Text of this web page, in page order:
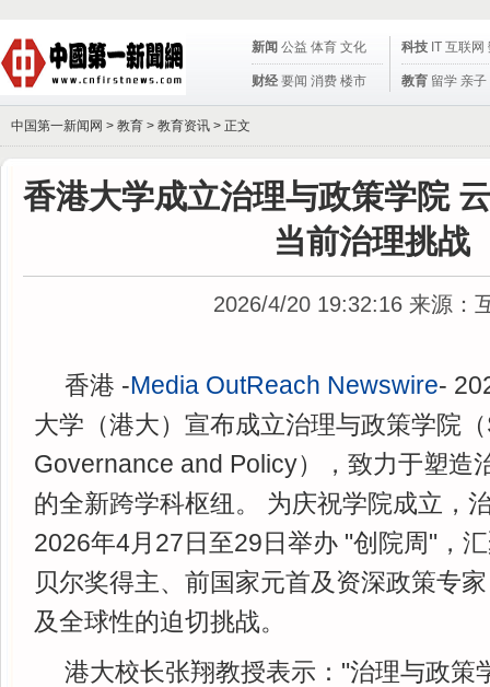
新闻 公益 体育 文化
财经 要闻 消费 楼市
科技 IT 互联网
教育 留学 亲子
中国第一新闻网 > 教育 > 教育资讯 > 正文
香港大学成立治理与政策学院
当前治理挑战
2026/4/20 19:32:16 来源：
香港 -Media OutReach Newswire-
大学（港大）宣布成立治理与政策学院
Governance and Policy），致力于塑造
的全新跨学科枢纽。 为庆祝学院成立，
2026年4月27日至29日举办 "创院周"，
贝尔奖得主、前国家元首及资深政策专
及全球性的迫切挑战。
港大校长张翔教授表示："治理与政策